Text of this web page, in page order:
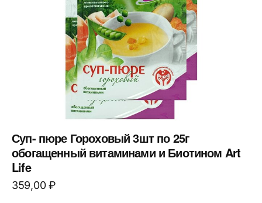
Суп- пюре Гороховый 3шт по 25г
обогащенный витаминами и Биотином Art
Life
359,00₽